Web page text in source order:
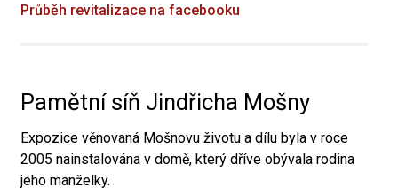
Průběh revitalizace na facebooku
Pamětní síň Jindřicha Mošny
Expozice věnovaná Mošnovu životu a dílu byla v roce
2005 nainstalována v domě, který dříve obývala rodina
jeho manželky.